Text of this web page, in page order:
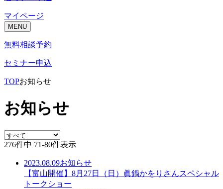
マイページ
MENU
無料相談予約
セミナー申込
TOPお知らせ
お知らせ
276件中 71-80件表示
2023.08.09お知らせ
【富山開催】8月27日（日）眞鍋かをりさんスペシャル
トークショー